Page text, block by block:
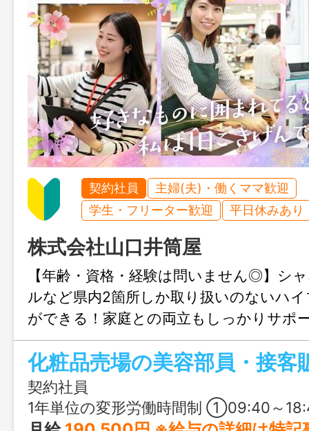
契約社員
主婦(夫)・働くママ歓迎
学生・フリーター歓迎
平日休みあり
株式会社山口井筒屋
【年齢・資格・経験は問いません◎】シ
ルなど県内2箇所しか取り扱いのないハ
ができる！家庭との両立もしっかりサポ
のに囲まれ、子どもにも自分にも誇れる
らしく輝いてみませんか。UIJターン歓迎
契約社員
1年単位の変形労働時間制 ①09:40～18:40：基本勤務シフト ②09:40～20:40：棚卸しシフト（年2